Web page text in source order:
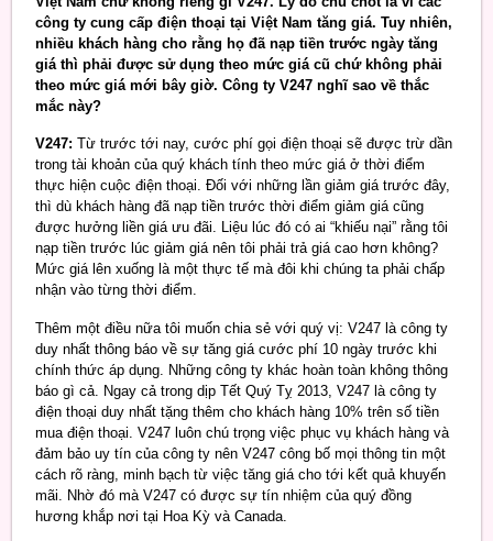
công ty cung cấp điện thoại tại Việt Nam tăng giá. Tuy nhiên,
nhiều khách hàng cho rằng họ đã nạp tiền trước ngày tăng
giá thì phải được sử dụng theo mức giá cũ chứ không phải
theo mức giá mới bây giờ. Công ty V247 nghĩ sao về thắc
mắc này?
V247: Từ trước tới nay, cước phí gọi điện thoại sẽ được trừ dần
trong tài khoản của quý khách tính theo mức giá ở thời điểm
thực hiện cuộc điện thoại. Đối với những lần giảm giá trước đây,
thì dù khách hàng đã nạp tiền trước thời điểm giảm giá cũng
được hưởng liền giá ưu đãi. Liệu lúc đó có ai “khiếu nại” rằng tôi
nạp tiền trước lúc giảm giá nên tôi phải trả giá cao hơn không?
Mức giá lên xuống là một thực tế mà đôi khi chúng ta phải chấp
nhận vào từng thời điểm.
Thêm một điều nữa tôi muốn chia sẻ với quý vị: V247 là công ty
duy nhất thông báo về sự tăng giá cước phí 10 ngày trước khi
chính thức áp dụng. Những công ty khác hoàn toàn không thông
báo gì cả. Ngay cả trong dịp Tết Quý Tỵ 2013, V247 là công ty
điện thoại duy nhất tặng thêm cho khách hàng 10% trên số tiền
mua điện thoại. V247 luôn chú trọng việc phục vụ khách hàng và
đảm bảo uy tín của công ty nên V247 công bố mọi thông tin một
cách rõ ràng, minh bạch từ việc tăng giá cho tới kết quả khuyến
mãi. Nhờ đó mà V247 có được sự tín nhiệm của quý đồng
hương khắp nơi tại Hoa Kỳ và Canada.